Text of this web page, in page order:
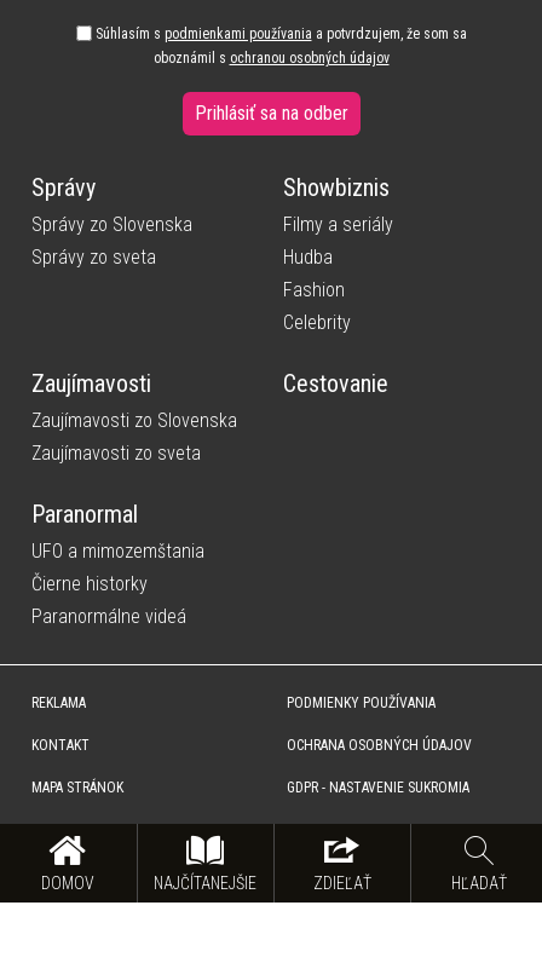
DOMOV NAJČÍTANEJŠIE ZDIEĽAŤ HĽADAŤ
Súhlasím s podmienkami používania a potvrdzujem, že som sa
oboznámil s ochranou osobných údajov
Prihlásiť sa na odber
Správy
Správy zo Slovenska
Správy zo sveta
Showbiznis
Filmy a seriály
Hudba
Fashion
Celebrity
Zaujímavosti
Zaujímavosti zo Slovenska
Zaujímavosti zo sveta
Cestovanie
Paranormal
UFO a mimozemštania
Čierne historky
Paranormálne videá
REKLAMA
KONTAKT
MAPA STRÁNOK
PODMIENKY POUŽÍVANIA
OCHRANA OSOBNÝCH ÚDAJOV
GDPR - NASTAVENIE SUKROMIA
súhlas na rozmnožovanie, šírenie a na verejný prenos obsahu. Na tejto stránke môžu byť umiestnené reklamné
odkazy, alebo reklamné produkty.